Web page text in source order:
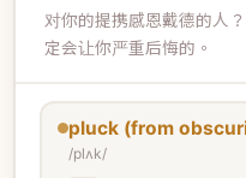
对你的提携感恩戴德的人
定会让你严重后悔的。
pluck (from
/plʌk/